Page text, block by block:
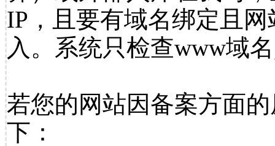
IP，且要有域名绑定且
入。系统只检查www域
若您的网站因备案方面
下：